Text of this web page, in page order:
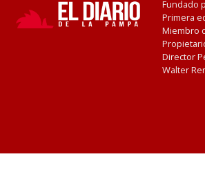
Fundado
Primera
Miembro
Director
Walter